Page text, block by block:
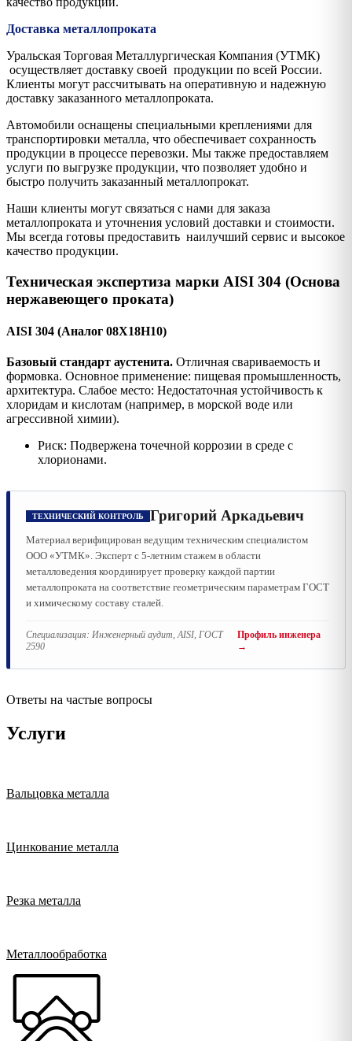
Доставка металлопроката
Уральская Торговая Металлургическая Компания (УТМК)
осуществляет доставку своей продукции по всей России.
Клиенты могут рассчитывать на оперативную и надежную
доставку заказанного металлопроката.
Автомобили оснащены специальными креплениями для
транспортировки металла, что обеспечивает сохранность
продукции в процессе перевозки. Мы также предоставляем
услуги по выгрузке продукции, что позволяет удобно и
быстро получить заказанный металлопрокат.
Наши клиенты могут связаться с нами для заказа
металлопроката и уточнения условий доставки и стоимости.
Мы всегда готовы предоставить наилучший сервис и высокое
качество продукции.
Техническая экспертиза марки AISI 304 (Основа
нержавеющего проката)
AISI 304 (Аналог 08Х18Н10)
Базовый стандарт аустенита. Отличная свариваемость и
формовка. Основное применение: пищевая промышленность,
архитектура. Слабое место: Недостаточная устойчивость к
хлоридам и кислотам (например, в морской воде или
агрессивной химии).
Риск: Подвержена точечной коррозии в среде с
хлорионами.
ТЕХНИЧЕСКИЙ КОНТРОЛЬ Григорий Аркадьевич
Материал верифицирован ведущим техническим специалистом
ООО «УТМК». Эксперт с 5-летним стажем в области
металловедения координирует проверку каждой партии
металлопроката на соответствие геометрическим параметрам ГОСТ
и химическому составу сталей.
Специализация: Инженерный аудит, AISI, ГОСТ
2590
Профиль инженера
→
Ответы на частые вопросы
Услуги
Вальцовка металла
Цинкование металла
Резка металла
Металлообработка